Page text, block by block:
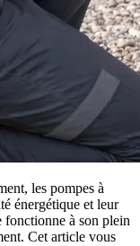
les pompes à
énergétique et leur
fonctionne à son plein
Cet article vous